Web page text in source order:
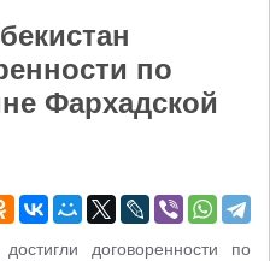
по
Фархадской